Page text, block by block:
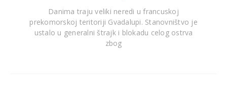
Danima traju veliki neredi u francuskoj
prekomorskoj teritoriji Gvadalupi. Stanovništvo je
ustalo u generalni štrajk i blokadu celog ostrva
zbog